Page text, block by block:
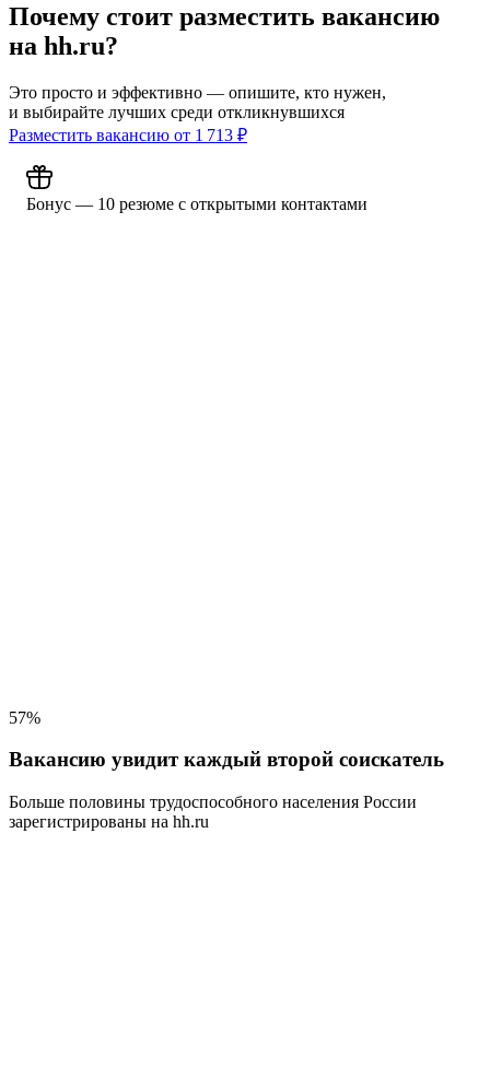
Почему стоит разместить вакансию
на hh.ru?
Это просто и эффективно — опишите, кто нужен,
и выбирайте лучших среди откликнувшихся
Разместить вакансию от 1 713 ₽
Бонус — 10 резюме с открытыми контактами
57%
Вакансию увидит каждый второй соискатель
Больше половины трудоспособного населения России
зарегистрированы на hh.ru